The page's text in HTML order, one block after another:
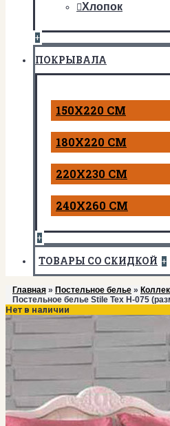
Хлопок
+
ПОКРЫВАЛА
150Х220 СМ
180Х220 СМ
220Х230 СМ
240Х260 СМ
+
ТОВАРЫ СО СКИДКОЙ +
Главная » Постельное белье »
Постельное белье Stile Tex H-075
Нет в наличии